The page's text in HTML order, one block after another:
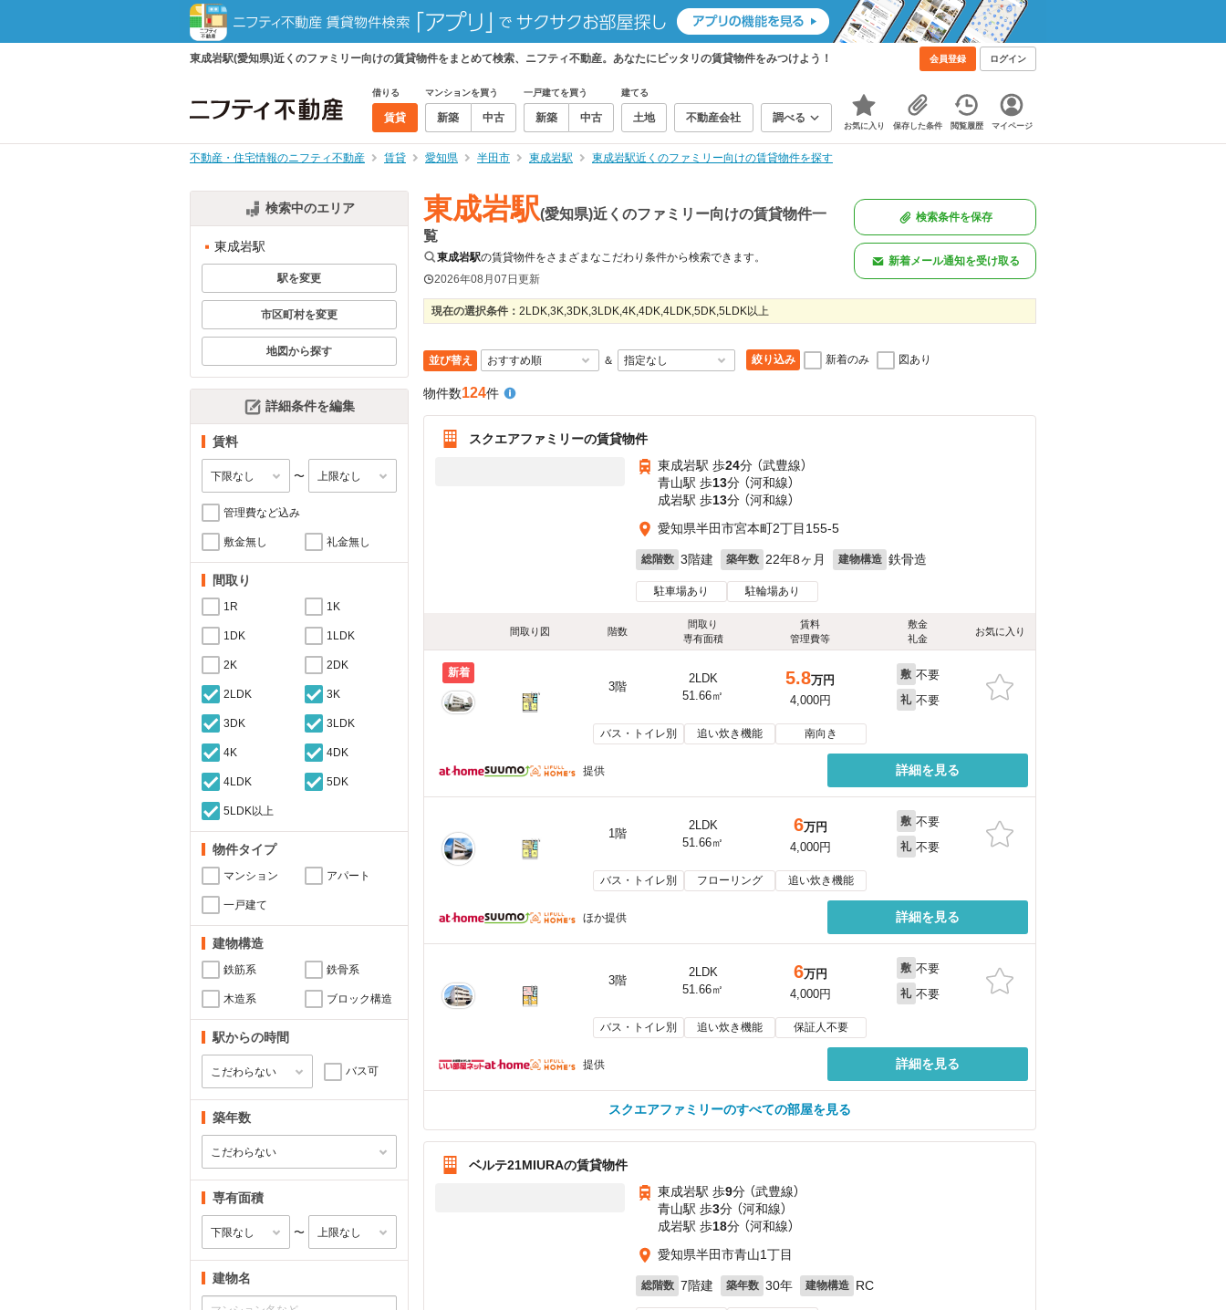
東成岩駅(愛知県)近くのファミリー向けの賃貸物件をまとめて検索、ニフティ不動産。あなたにピッタリの賃貸物件をみつけよう！ 会員登録 ログイン
借りる
賃貸
マンションを買う
新築 中古
一戸建てを買う
新築 中古
建てる
土地 不動産会社 調べる
お気に入り 保存した条件 閲覧履歴 マイページ
不動産・住宅情報のニフティ不動産 賃貸 愛知県 半田市 東成岩駅 東成岩駅近くのファミリー向けの賃貸物件を探す
検索中のエリア
東成岩駅
駅を変更
市区町村を変更
地図から探す
詳細条件を編集
賃料
〜
管理費など込み
敷金無し 礼金無し
間取り
1R 1K
1DK 1LDK
2K 2DK
2LDK 3K
3DK 3LDK
4K 4DK
4LDK 5DK
5LDK以上
物件タイプ
マンション アパート
一戸建て
建物構造
鉄筋系 鉄骨系
木造系 ブロック構造
駅からの時間
バス可
築年数
専有面積
〜
建物名
東成岩駅(愛知県)近くのファミリー向けの賃貸物件一
覧
東成岩駅の賃貸物件をさまざまなこだわり条件から検索できます。
2026年08月07日更新
検索条件を保存
新着メール通知を受け取る
現在の選択条件： 2LDK,3K,3DK,3LDK,4K,4DK,4LDK,5DK,5LDK以上
並び替え ＆ 絞り込み 新着のみ 図あり
物件数124件
スクエアファミリーの賃貸物件
東成岩駅 歩24分 （武豊線）
青山駅 歩13分 （河和線）
成岩駅 歩13分 （河和線）
愛知県半田市宮本町2丁目155-5
総階数 3階建 築年数 22年8ヶ月 建物構造 鉄骨造
駐車場あり 駐輪場あり
間取り図 階数
間取り
専有面積
賃料
管理費等
敷金
礼金
お気に入り
新着
3階
2LDK
51.66㎡
5.8万円
4,000円
敷 不要
礼 不要
バス・トイレ別 追い炊き機能 南向き
提供 詳細を見る
1階
2LDK
51.66㎡
6万円
4,000円
敷 不要
礼 不要
バス・トイレ別 フローリング 追い炊き機能
ほか提供 詳細を見る
3階
2LDK
51.66㎡
6万円
4,000円
敷 不要
礼 不要
バス・トイレ別 追い炊き機能 保証人不要
提供 詳細を見る
スクエアファミリーのすべての部屋を見る
ベルテ21MIURAの賃貸物件
東成岩駅 歩9分 （武豊線）
青山駅 歩3分 （河和線）
成岩駅 歩18分 （河和線）
愛知県半田市青山1丁目
総階数 7階建 築年数 30年 建物構造 RC